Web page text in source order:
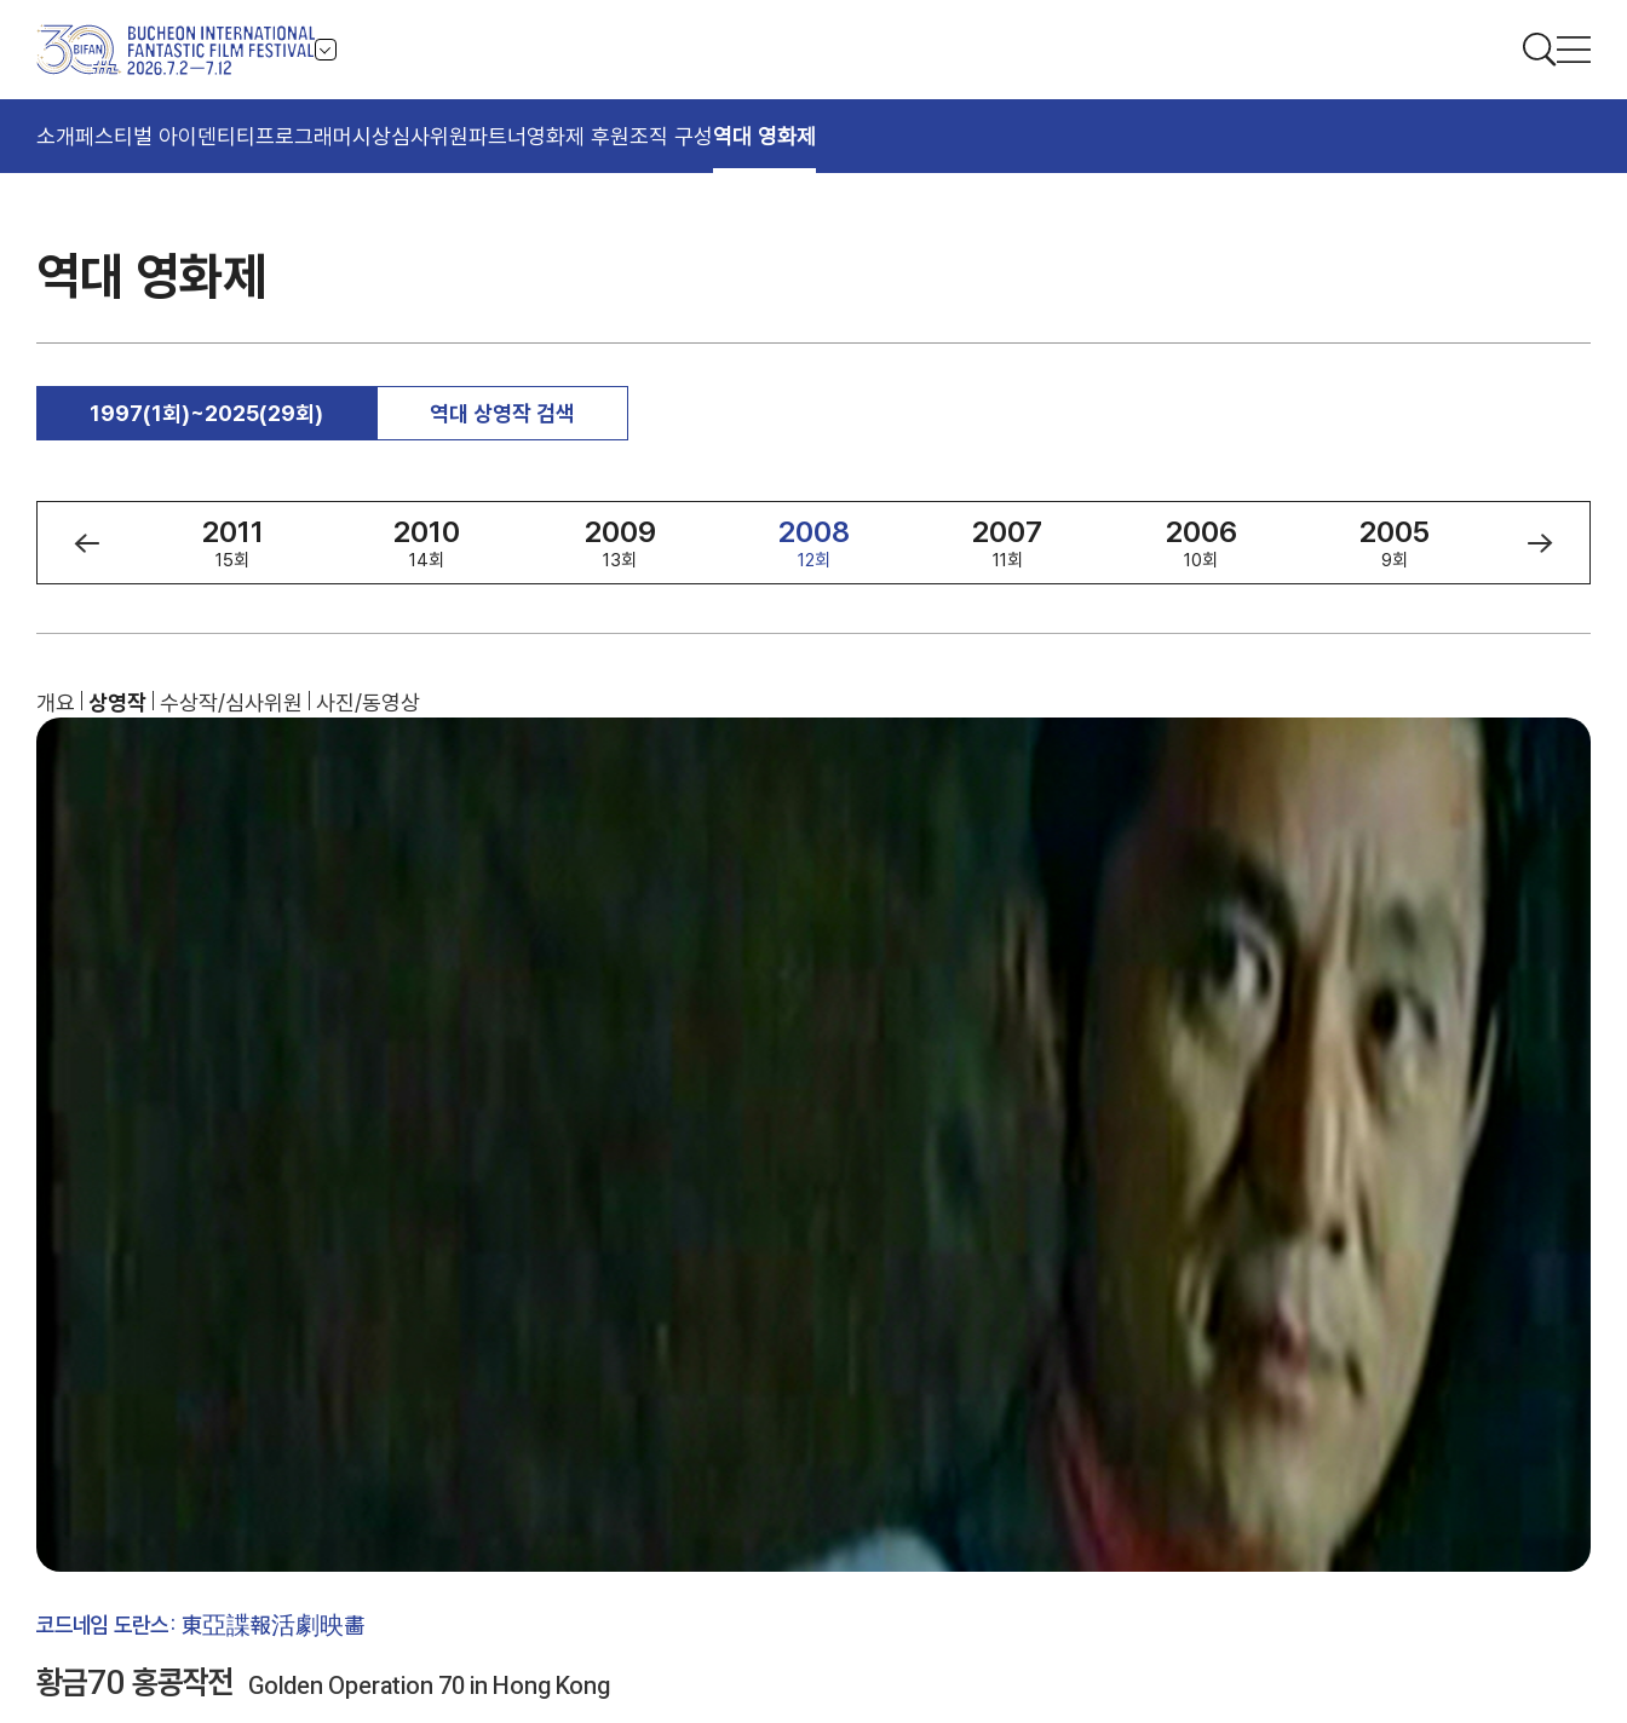
소개페스티벌 아이덴티티 프로그래머시상심사위원파트너영화제 후원조직 구성역대 영화제
역대 영화제
1997(1회)~2025(29회) 역대 상영작 검색
2011
15회
2010
14회
2009
13회
2008
12회
2007
11회
2006
10회
2005
9회
개요 상영작 수상작/심사위원 사진/동영상
코드네임 도란스: 東亞諜報活劇映畵
황금70 홍콩작전 Golden Operation 70 in Hong Kong